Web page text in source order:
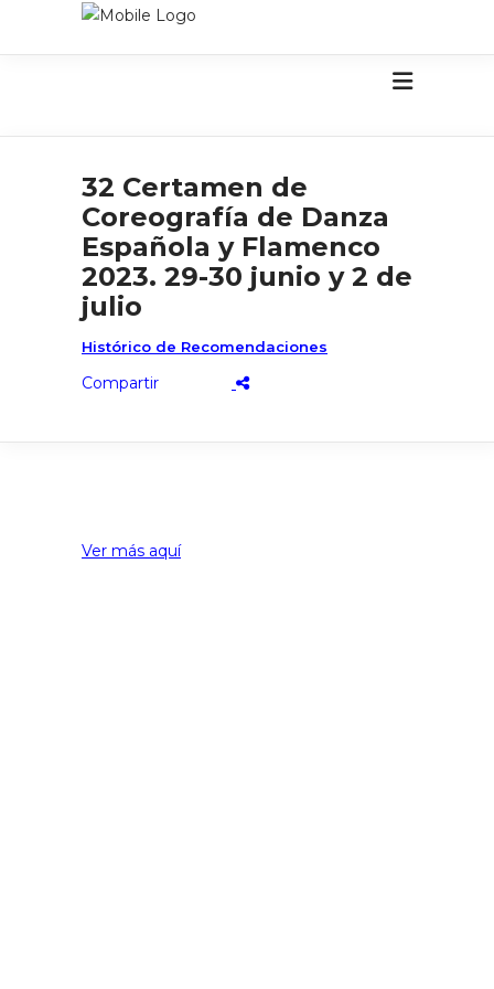
32 Certamen de
Coreografía de Danza
Española y Flamenco
2023. 29-30 junio y 2 de
julio
Histórico de Recomendaciones
Ver más aquí